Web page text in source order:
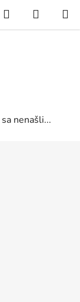
Hľadať
KOŠÍK
sa nenašli...